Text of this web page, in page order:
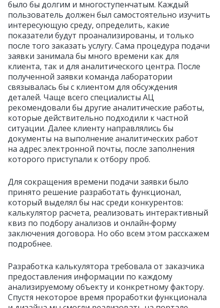
было бы долгим и многоступенчатым. Каждый
пользователь должен был самостоятельно изучить
интересующую среду, определить, какие
показатели будут проанализированы, и только
после того заказать услугу. Сама процедура подачи
заявки занимала бы много времени как для
клиента, так и для аналитического центра. После
полученной заявки команда лаборатории
связывалась бы с клиентом для обсуждения
деталей. Чаще всего специалисты АЦ
рекомендовали бы другие аналитические работы,
которые действительно подходили к частной
ситуации. Далее клиенту направлялись бы
документы на выполнение аналитических работ
на адрес электронной почты, после заполнения
которого приступали к отбору проб.
Для сокращения времени подачи заявки было
принято решение разработать функционал,
который выделял бы нас среди конкурентов:
калькулятор расчета, реализовать интерактивный
квиз по подбору анализов и онлайн‑форму
заключения договора. Но обо всем этом расскажем
подробнее.
Разработка калькулятора требовала от заказчика
предоставления информации по каждому
анализируемому объекту и конкретному фактору.
Спустя некоторое время проработки функционала